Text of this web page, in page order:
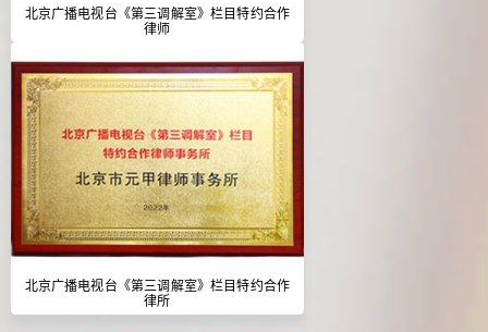
北京广播电视台《第三调解室》栏目特约合作
律师
北京广播电视台《第三调解室》栏目特约合作
律所